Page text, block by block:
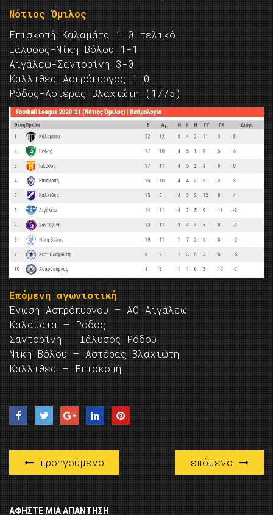
Νότιος Όμιλος
Επισκοπή-Καλαμάτα 1-0 τελικό
Ιάλυσος-Νίκη Βόλου 1-1
Αιγάλεω-Σαντορίνη 3-0
Καλλιθέα-Ασπρόπυργος 1-0
Ρόδος-Αστέρας Βλαχιώτη (17/5)
Επόμενη αγωνιστική
Ένωση Ασπρόπυργου — ΑΟ Αιγάλεω
Καλαμάτα — Ρόδος
Σαντορίνη — Ιάλυσος Ρόδου
Νίκη Βόλου — Αστέρας Βλαχιώτη
Καλλιθέα — Επισκοπή
προηγούμενο επόμενο
ΑΦΉΣΤΕ ΜΙΑ ΑΠΆΝΤΗΣΗ